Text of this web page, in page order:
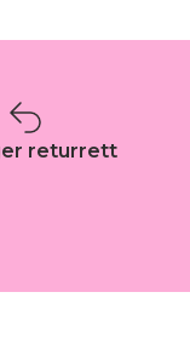
returrett